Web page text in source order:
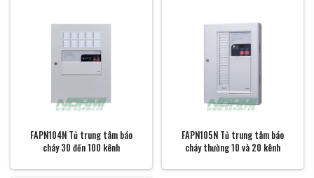
FAPN104N Tủ trung tâm báo
cháy 30 đến 100 kênh
FAPN105N Tủ trung tâm báo
cháy thường 10 và 20 kênh